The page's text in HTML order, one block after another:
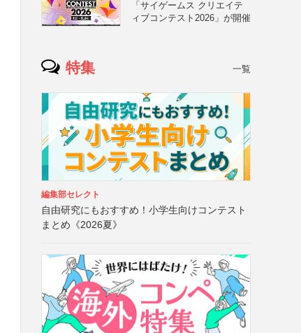
「サイゲームス クリエイテ
ィブコンテスト2026」が開催
特集 一覧
編集部セレクト
自由研究にもおすすめ！小学生向けコンテスト
まとめ《2026夏》